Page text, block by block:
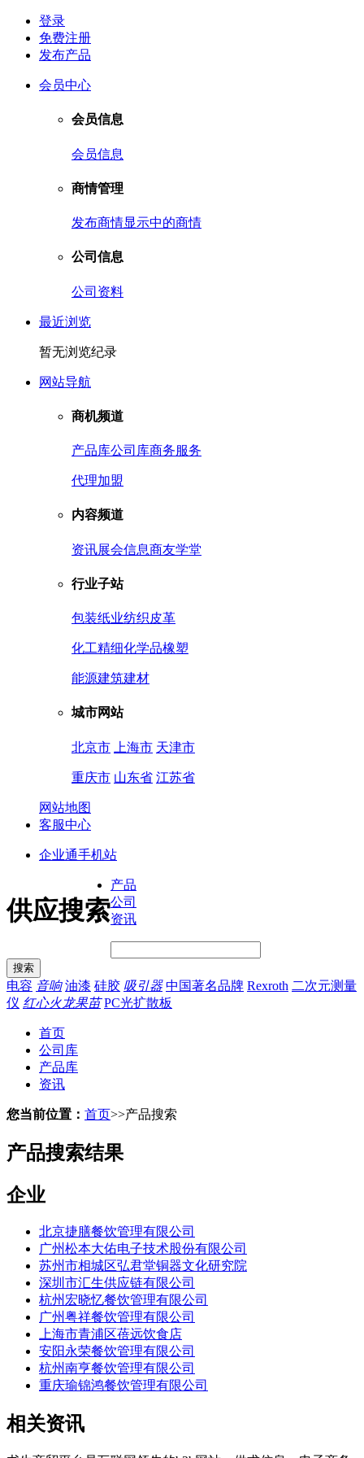
登录
免费注册
发布产品
会员中心
会员信息
会员信息
商情管理
发布商情显示中的商情
公司信息
公司资料
最近浏览
暂无浏览纪录
网站导航
商机频道
产品库公司库商务服务
代理加盟
内容频道
资讯展会信息商友学堂
行业子站
包装纸业纺织皮革
化工精细化学品橡塑
能源建筑建材
城市网站
北京市 上海市 天津市
重庆市 山东省 江苏省
网站地图
客服中心
企业通手机站
供应搜索
产品
公司
资讯
电容 音响 油漆 硅胶 吸引器 中国著名品牌 Rexroth 二次元测量
仪 红心火龙果苗 PC光扩散板
首页
公司库
产品库
资讯
您当前位置： 首页>>产品搜索
产品搜索结果
企业
北京捷膳餐饮管理有限公司
广州松本大佑电子技术股份有限公司
苏州市相城区弘君堂铜器文化研究院
深圳市汇生供应链有限公司
杭州宏晓忆餐饮管理有限公司
广州粤祥餐饮管理有限公司
上海市青浦区蓓远饮食店
安阳永荣餐饮管理有限公司
杭州南亨餐饮管理有限公司
重庆瑜锦鸿餐饮管理有限公司
相关资讯